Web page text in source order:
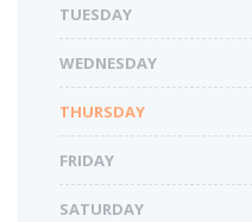
TUESDAY
WEDNESDAY
THURSDAY
FRIDAY
SATURDAY